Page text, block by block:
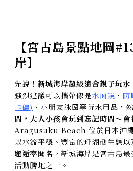
【宮古島景點地圖
岸】
先說！ 新城海岸超級適合親子玩水
強烈建議可以攜帶像是水面鏡 、 防
卡儂) 、小朋友泳圈等玩水用品，
間，大人小孩會玩到忘記時間～會
Aragusuku Beach 位於日本沖
以水流平穩、豐富的珊瑚礁生態以
邂逅率聞名 ， 新城海岸是宮古島
活動勝地之一。